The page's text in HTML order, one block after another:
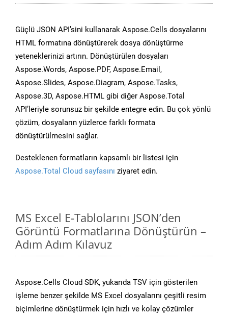
Güçlü JSON API’sini kullanarak Aspose.Cells dosyalarını
HTML formatına dönüştürerek dosya dönüştürme
yeteneklerinizi artırın. Dönüştürülen dosyaları
Aspose.Words, Aspose.PDF, Aspose.Email,
Aspose.Slides, Aspose.Diagram, Aspose.Tasks,
Aspose.3D, Aspose.HTML gibi diğer Aspose.Total
API’leriyle sorunsuz bir şekilde entegre edin. Bu çok yönlü
çözüm, dosyaların yüzlerce farklı formata
dönüştürülmesini sağlar.
Desteklenen formatların kapsamlı bir listesi için
Aspose.Total Cloud sayfasını ziyaret edin.
MS Excel E-Tablolarını JSON’den
Görüntü Formatlarına Dönüştürün –
Adım Adım Kılavuz
Aspose.Cells Cloud SDK, yukarıda TSV için gösterilen
işleme benzer şekilde MS Excel dosyalarını çeşitli resim
biçimlerine dönüştürmek için hızlı ve kolay çözümler